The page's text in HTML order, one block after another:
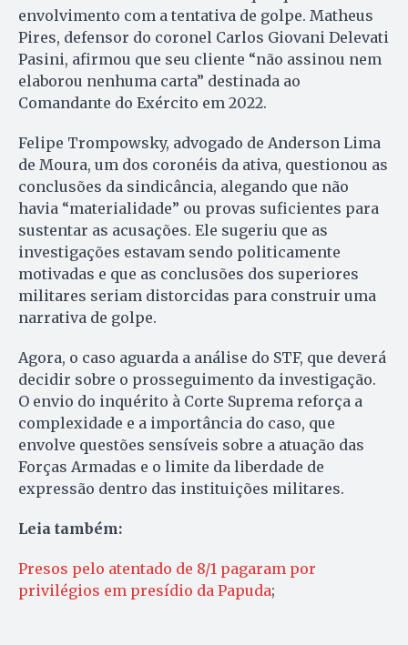
envolvimento com a tentativa de golpe. Matheus
Pires, defensor do coronel Carlos Giovani Delevati
Pasini, afirmou que seu cliente “não assinou nem
elaborou nenhuma carta” destinada ao
Comandante do Exército em 2022.
Felipe Trompowsky, advogado de Anderson Lima
de Moura, um dos coronéis da ativa, questionou as
conclusões da sindicância, alegando que não
havia “materialidade” ou provas suficientes para
sustentar as acusações. Ele sugeriu que as
investigações estavam sendo politicamente
motivadas e que as conclusões dos superiores
militares seriam distorcidas para construir uma
narrativa de golpe.
Agora, o caso aguarda a análise do STF, que deverá
decidir sobre o prosseguimento da investigação.
O envio do inquérito à Corte Suprema reforça a
complexidade e a importância do caso, que
envolve questões sensíveis sobre a atuação das
Forças Armadas e o limite da liberdade de
expressão dentro das instituições militares.
Leia também:
Presos pelo atentado de 8/1 pagaram por
privilégios em presídio da Papuda;